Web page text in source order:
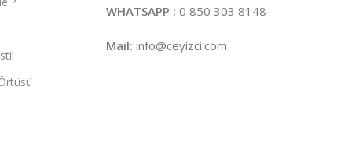
WHATSAPP : 0 850 303 8148
Mail: info@ceyizci.com